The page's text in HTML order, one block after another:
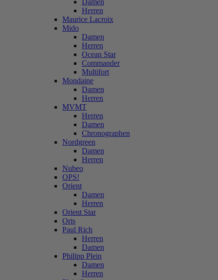
Damen
Herren
Maurice Lacroix
Mido
Damen
Herren
Ocean Star
Commander
Multifort
Mondaine
Damen
Herren
MVMT
Herren
Damen
Chronographen
Nordgreen
Damen
Herren
Nubeo
OPS!
Orient
Damen
Herren
Orient Star
Oris
Paul Rich
Herren
Damen
Philipp Plein
Damen
Herren